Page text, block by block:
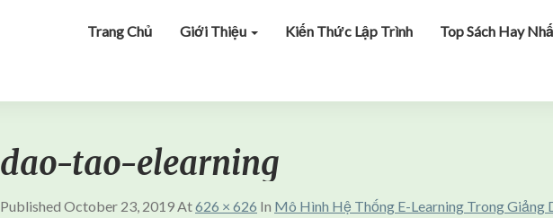
Trang Chủ Giới Thiệu Kiến Thức Lập Trình Top Sách Hay
dao-tao-elearning
Published October 23, 2019At626 × 626 In Mô Hình Hệ Thống E-Learning Trong Giảng